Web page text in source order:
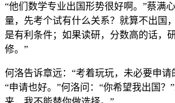
“他们数学专业出国形势很好啊。”蔡满
量，先考个试有什么关系？就算不出国
是有利条件；如果读研，分数高的话，
修。”
何洛告诉章远：“考着玩玩，未必要申请
“申请也好。”何洛问：“你希望我出国？